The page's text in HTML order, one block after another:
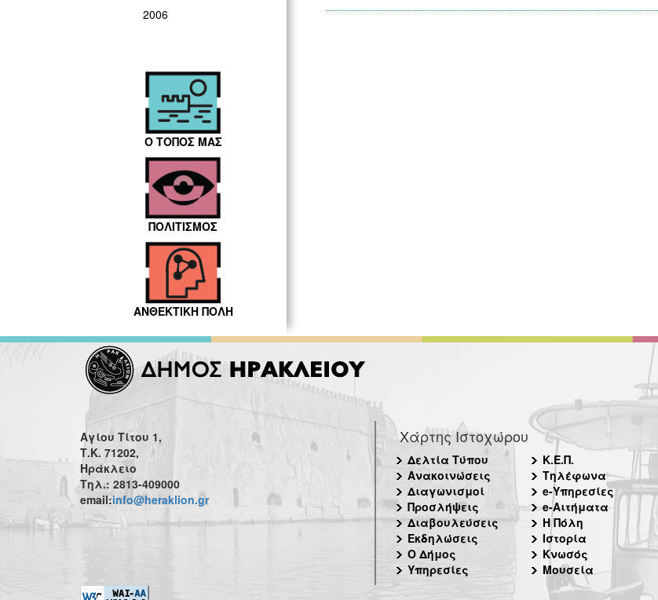
2006
Ο ΤΟΠΟΣ ΜΑΣ
ΠΟΛΙΤΙΣΜΟΣ
ΑΝΘΕΚΤΙΚΗ ΠΟΛΗ
Αγίου Τίτου 1,
Τ.Κ. 71202,
Ηράκλειο
Τηλ.: 2813-409000
email:info@heraklion.gr
Χάρτης Ιστοχώρου
Δελτία Τύπου
Ανακοινώσεις
Διαγωνισμοί
Προσλήψεις
Διαβουλεύσεις
Εκδηλώσεις
Ο Δήμος
Υπηρεσίες
Κ.Ε.Π.
Τηλέφωνα
e-Υπηρεσίες
e-Αιτήματα
Η Πόλη
Ιστορία
Κνωσός
Μουσεία